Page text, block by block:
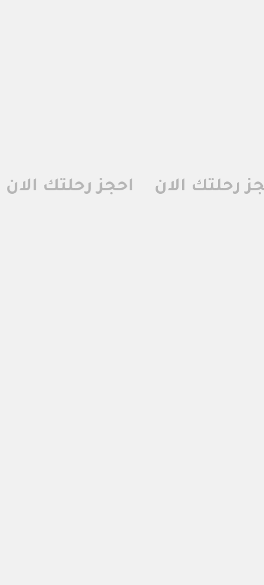
احجز رحلتك الان رحلتك الان احجز رحلتك الان رحلتك الان